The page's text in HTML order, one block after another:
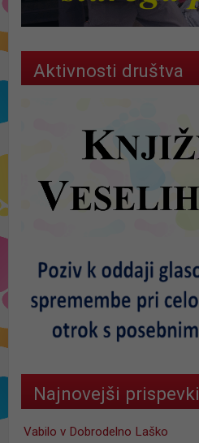
Aktivnosti društva
Najnovejši prispevki
Vabilo v Dobrodelno Laško